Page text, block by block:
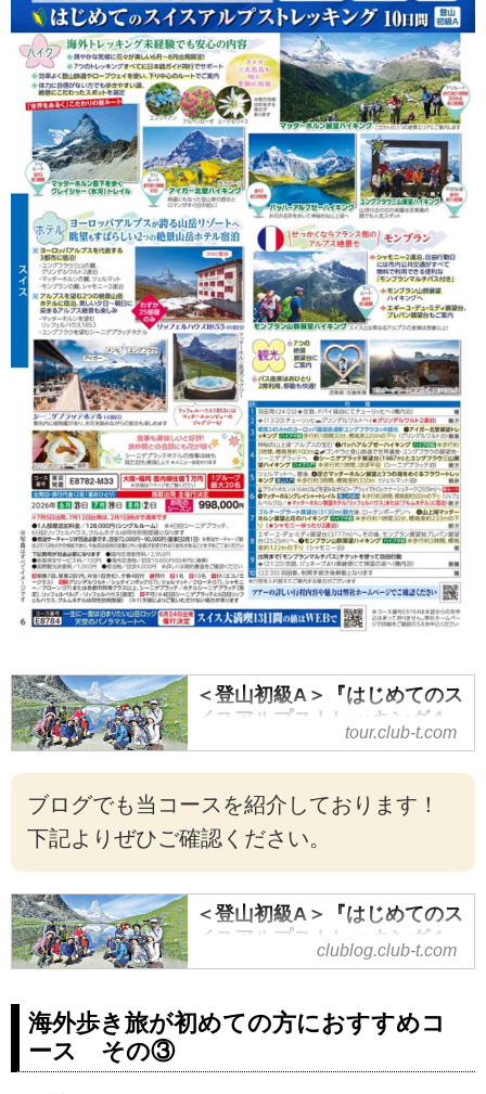
ループ最大22名／宿泊立地に注
目！｜クラブツーリズム
＜登山...
＜登山初級A＞『はじめてのス
イスアルプストレッキング１
０日間』２つの絶景展望ホテ
ターホルン・モンブランの名
峰絶景スポットへ！｜クラブ
ツーリズム
＜登山初級A＞『はじめてのスイ
スアルプストレッキング１０日
間』２つの絶景展望ホテル とユン
グフラウ三山・マッターホルン・
モンブランの名峰絶景スポット
ー・旅行のお申込ならクラブツー
tour.club-t.com
ブログでも当コースを紹介しております！
下記よりぜひご確認ください。
＜登山初級A＞『はじめてのス
イスアルプストレッキング１
０日間』のツアー 現地レポー
グ ～スタッフブログ～｜クラ
ブツーリズム
はじめに
clublog.club-t.com
海外歩き旅が初めての方におすすめコ
ース その③